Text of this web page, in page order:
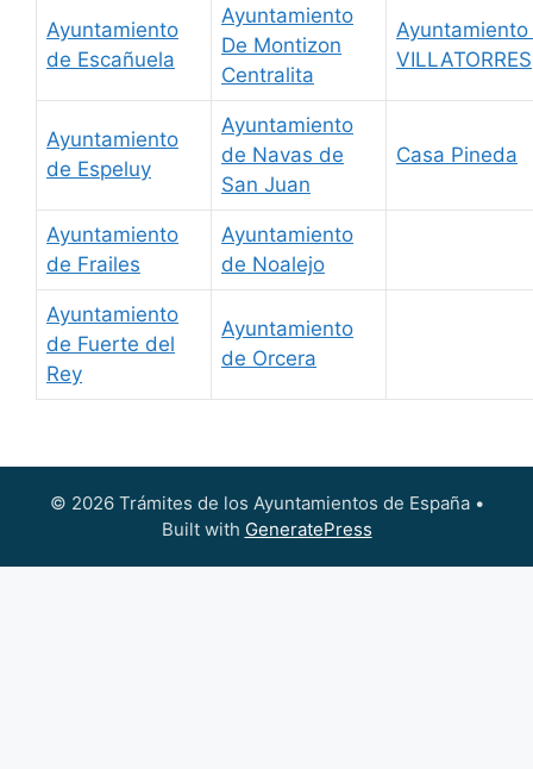
Ayuntamiento
de Escañuela
Ayuntamiento
De Montizon
Centralita
Ayuntamiento
VILLATORRES
Ayuntamiento
de Espeluy
Ayuntamiento
de Navas de
San Juan
Casa Pineda
Ayuntamiento
de Frailes
Ayuntamiento
de Noalejo
Ayuntamiento
de Fuerte del
Rey
Ayuntamiento
de Orcera
© 2026 Trámites de los Ayuntamientos de España•
Built with GeneratePress